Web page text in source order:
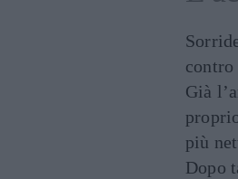
contro
Già
più
Dopo